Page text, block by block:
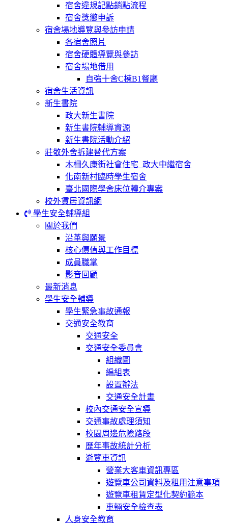
宿舍違規記點銷點流程
宿舍獎懲申訴
宿舍場地導覽與參訪申請
各宿舍照片
宿舍硬體導覽與參訪
宿舍場地借用
自強十舍C棟B1餐廳
宿舍生活資訊
新生書院
政大新生書院
新生書院輔導資源
新生書院活動介紹
莊敬外舍拆建替代方案
木柵久康街社會住宅_政大中繼宿舍
化南新村臨時學生宿舍
臺北國際學舍床位轉介專案
校外賃居資訊網
學生安全輔導組
關於我們
沿革與願景
核心價值與工作目標
成員職掌
影音回顧
最新消息
學生安全輔導
學生緊急事故通報
交通安全教育
交通安全
交通安全委員會
組織圖
編組表
設置辦法
交通安全計畫
校內交通安全宣導
交通事故處理須知
校園周邊危險路段
歷年事故統計分析
遊覽車資訊
營業大客車資訊專區
遊覽車公司資料及租用注意事項
遊覽車租賃定型化契約範本
車輛安全檢查表
人身安全教育